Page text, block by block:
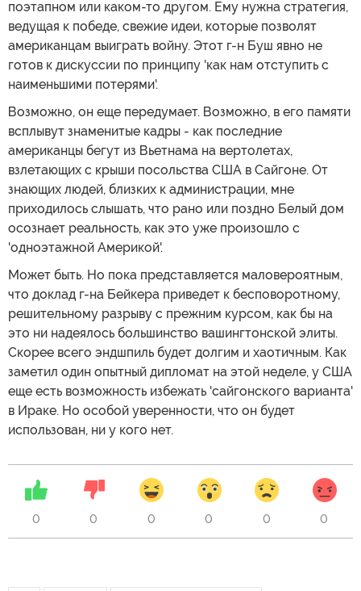
поэтапном или каком-то другом. Ему нужна стратегия,
ведущая к победе, свежие идеи, которые позволят
американцам выиграть войну. Этот г-н Буш явно не
готов к дискуссии по принципу 'как нам отступить с
наименьшими потерями'.
Возможно, он еще передумает. Возможно, в его памяти
всплывут знаменитые кадры - как последние
американцы бегут из Вьетнама на вертолетах,
взлетающих с крыши посольства США в Сайгоне. От
знающих людей, близких к администрации, мне
приходилось слышать, что рано или поздно Белый дом
осознает реальность, как это уже произошло с
'одноэтажной Америкой'.
Может быть. Но пока представляется маловероятным,
что доклад г-на Бейкера приведет к бесповоротному,
решительному разрыву с прежним курсом, как бы на
это ни надеялось большинство вашингтонской элиты.
Скорее всего эндшпиль будет долгим и хаотичным. Как
заметил один опытный дипломат на этой неделе, у США
еще есть возможность избежать 'сайгонского варианта'
в Ираке. Но особой уверенности, что он будет
использован, ни у кого нет.
0 0 0 0 0 0